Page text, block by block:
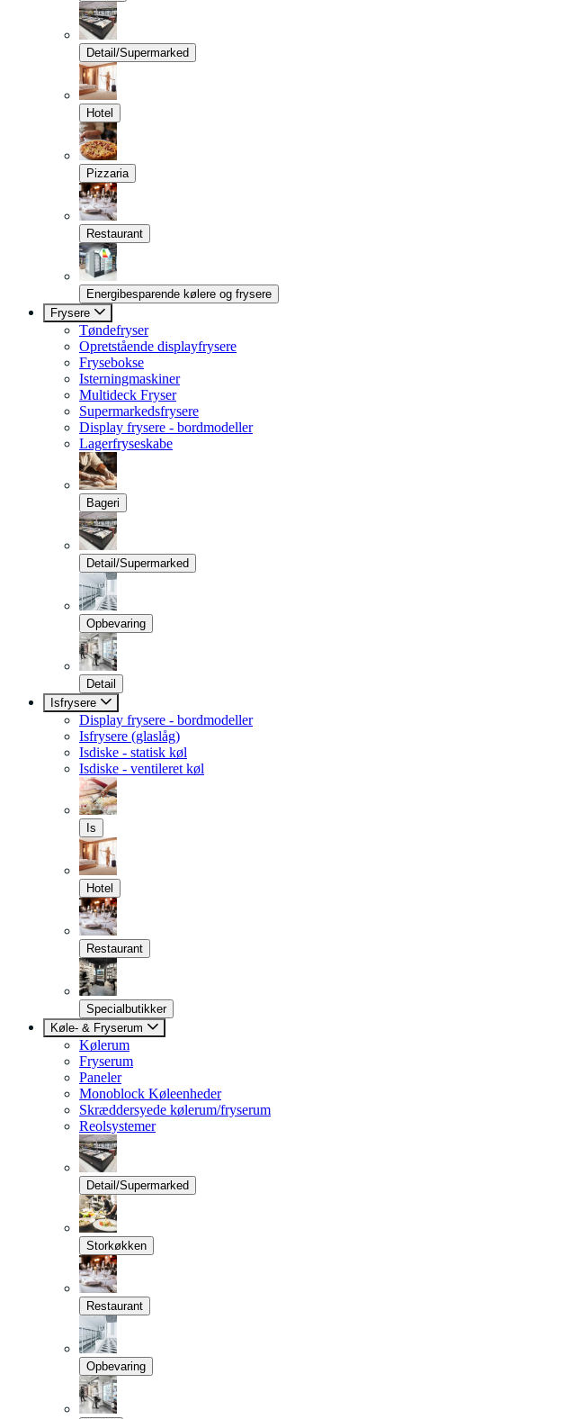
Detail/Supermarked
Hotel
Pizzaria
Restaurant
Energibesparende kølere og frysere
Frysere
Tøndefryser
Opretstående displayfrysere
Frysebokse
Isterningmaskiner
Multideck Fryser
Supermarkedsfrysere
Display frysere - bordmodeller
Lagerfryseskabe
Bageri
Detail/Supermarked
Opbevaring
Detail
Isfrysere
Display frysere - bordmodeller
Isfrysere (glaslåg)
Isdiske - statisk køl
Isdiske - ventileret køl
Is
Hotel
Restaurant
Specialbutikker
Køle- & Fryserum
Kølerum
Fryserum
Paneler
Monoblock Køleenheder
Skræddersyede kølerum/fryserum
Reolsystemer
Detail/Supermarked
Storkøkken
Restaurant
Opbevaring